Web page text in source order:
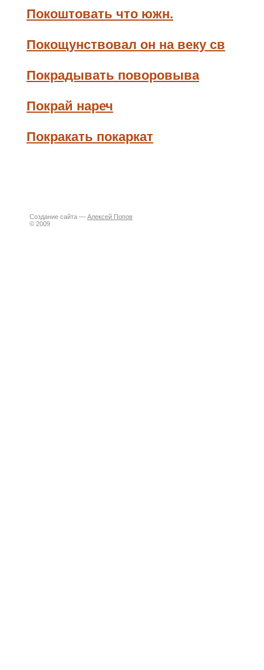
Покоштовать что южн.
Покощунствовал он на веку св
Покрадывать поворовыва
Покрай нареч
Покракать покаркат
Создание сайта — Алексей Попов
© 2009